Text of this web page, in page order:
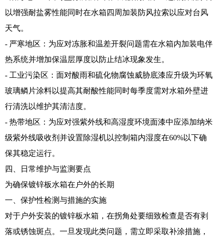
以增强耐盐雾性能同时在水箱四周加装防风拉索以应对台风
天气。
- 严寒地区：为应对冻胀和温差开裂问题需在水箱内加装电伴
热系统并增加保温层厚度以防止结冰现象发生。
- 工业污染区：面对酸雨和硫化物腐蚀威胁底漆应升级为环氧
玻璃鳞片涂料以提高其耐酸性能同时每季度需对水箱外壁进
行清洗以维护其清洁度。
- 热带地区：为应对强紫外线和高湿度环境面漆中应添加纳米
级紫外线吸收剂并设置除湿机以控制箱内湿度在60%以下确
保其稳定运行。
四、日常维护与监测要点
为确保镀锌板水箱在户外的长期
一、保护性检测与措施的实施
对于户外安装的镀锌板水箱，在拐角处要细致检查是否有剥
落或锈蚀斑点。一旦发现此类问题，需立即采取补涂措施，